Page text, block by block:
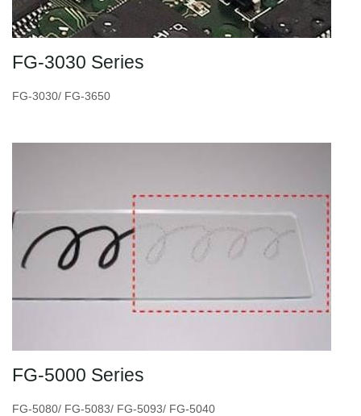
FG-3030 Series
FG-3030/ FG-3650
FG-5000 Series
FG-5080/ FG-5083/ FG-5093/ FG-5040